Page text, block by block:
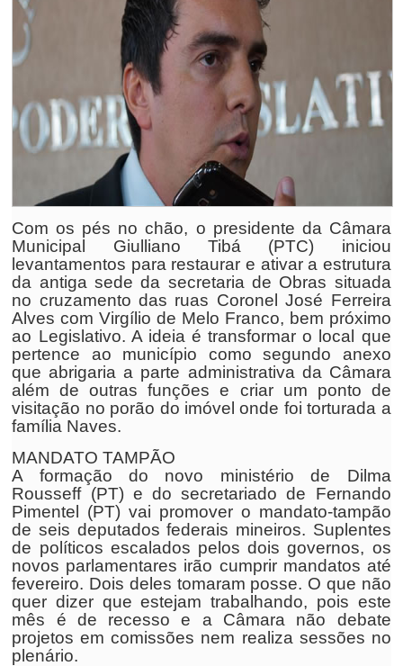
Com os pés no chão, o presidente da Câmara
Municipal Giulliano Tibá (PTC) iniciou
levantamentos para restaurar e ativar a estrutura
da antiga sede da secretaria de Obras situada
no cruzamento das ruas Coronel José Ferreira
Alves com Virgílio de Melo Franco, bem próximo
ao Legislativo. A ideia é transformar o local que
pertence ao município como segundo anexo
que abrigaria a parte administrativa da Câmara
além de outras funções e criar um ponto de
visitação no porão do imóvel onde foi torturada a
família Naves.
MANDATO TAMPÃO
A formação do novo ministério de Dilma
Rousseff (PT) e do secretariado de Fernando
Pimentel (PT) vai promover o mandato-tampão
de seis deputados federais mineiros. Suplentes
de políticos escalados pelos dois governos, os
novos parlamentares irão cumprir mandatos até
fevereiro. Dois deles tomaram posse. O que não
quer dizer que estejam trabalhando, pois este
mês é de recesso e a Câmara não debate
projetos em comissões nem realiza sessões no
plenário.